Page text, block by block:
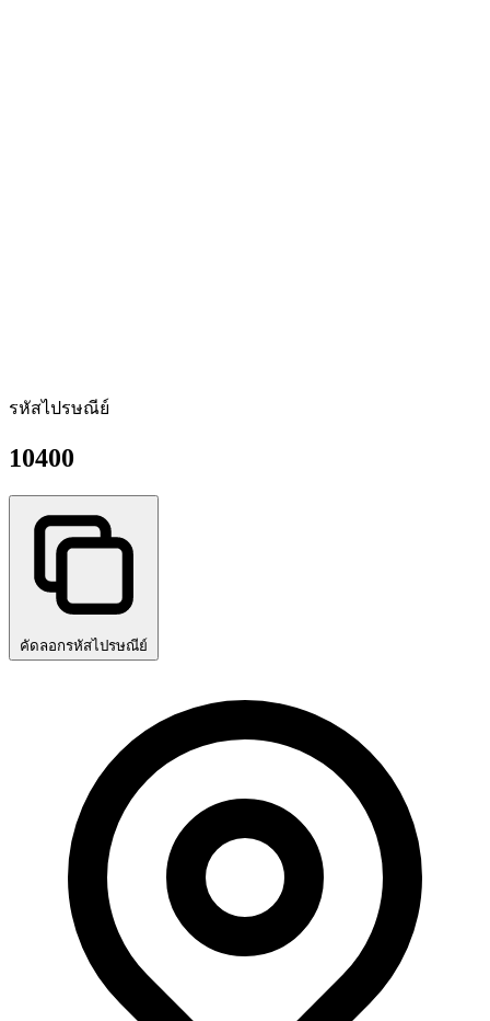
รหัสไปรษณีย์
10400
คัดลอกรหัสไปรษณีย์